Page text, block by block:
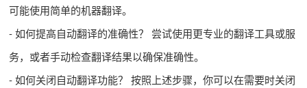
可能使用简单的机器翻译。
- 如何提高自动翻译的准确性？ 尝试使用更专业的翻译工具或服
务，或者手动检查翻译结果以确保准确性。
- 如何关闭自动翻译功能？ 按照上述步骤，你可以在需要时关闭